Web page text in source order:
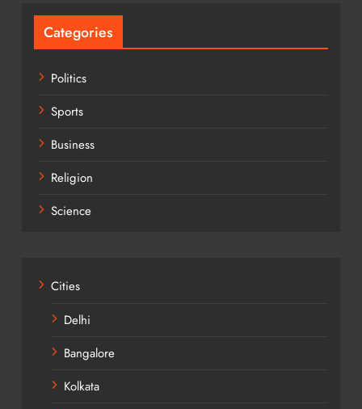
Categories
Politics
Sports
Business
Religion
Science
Cities
Delhi
Bangalore
Kolkata